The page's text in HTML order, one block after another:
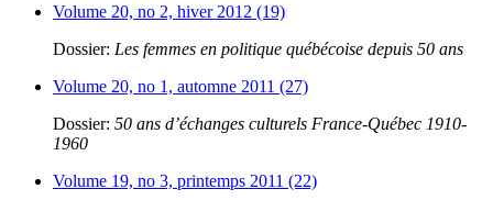
Volume 20, no 2, hiver 2012 (19)
Dossier: Les femmes en politique québécoise depuis 50 ans
Volume 20, no 1, automne 2011 (27)
Dossier: 50 ans d’échanges culturels France-Québec 1910-
1960
Volume 19, no 3, printemps 2011 (22)